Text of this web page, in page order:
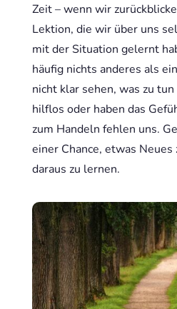
Zeit – wenn wir
Lektion, die wir über uns
mit der Situation gelernt
häufig nichts anderes als
nicht klar sehen, was zu
hilflos oder haben das
zum Handeln fehlen uns.
einer Chance, etwas Neues
daraus zu lernen.